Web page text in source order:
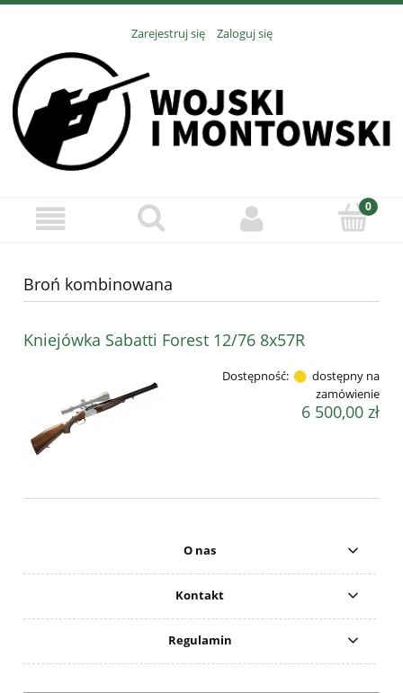
Zarejestruj się Zaloguj się
Broń kombinowana
Kniejówka Sabatti Forest 12/76 8x57R
Dostępność:
dostępny na
zamówienie
6 500,00 zł
O nas
Kontakt
Regulamin